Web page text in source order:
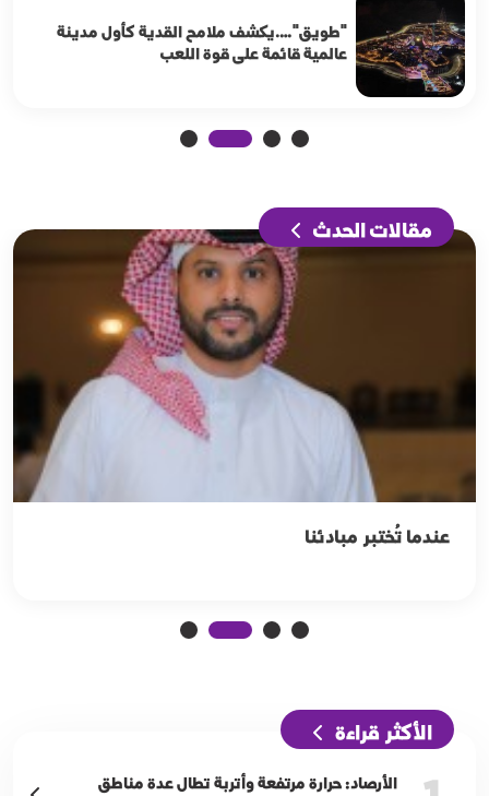
"طويق"….يكشف ملامح القدية كأول مدينة
عالمية قائمة على قوة اللعب
مقالات الحدث
عندما تُختبر مبادئنا
الأكثر قراءة
الأرصاد: حرارة مرتفعة وأتربة تطال عدة مناطق